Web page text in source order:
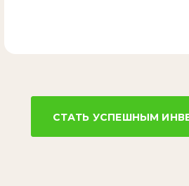
СТАТЬ УСПЕШНЫМ